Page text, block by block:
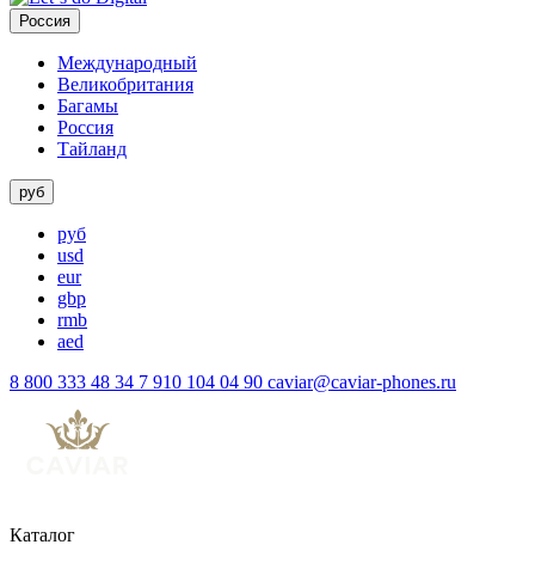
Россия
Международный
Великобритания
Багамы
Россия
Тайланд
руб
руб
usd
eur
gbp
rmb
aed
8 800 333 48 34 7 910 104 04 90 caviar@caviar-phones.ru
Каталог